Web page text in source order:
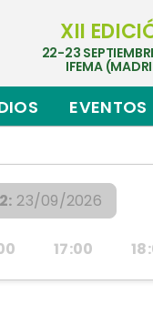
XII
22-23
IFEMA
EVENTOS
23/09/2026
17:00